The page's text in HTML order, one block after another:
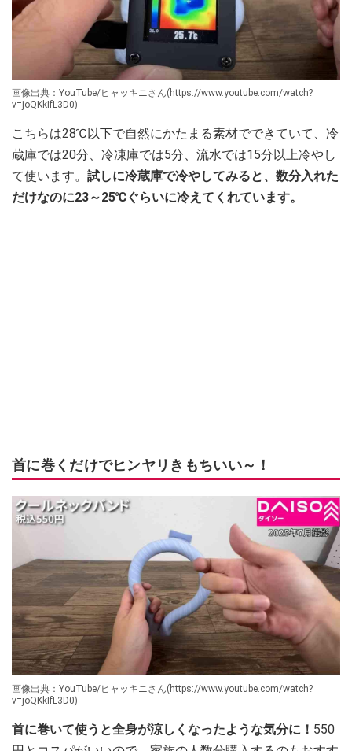
画像出典：YouTube/ヒャッキニさん(https://www.youtube.com/watch?
v=joQKkIfL3D0)
こちらは28℃以下で自然にかたまる素材でできていて、冷
蔵庫では20分、冷凍庫では5分、流水では15分以上冷やし
て使います。 試しに冷蔵庫で冷やしてみると、数分入れた
だけなのに23～25℃ぐらいに冷えてくれています。
首に巻くだけでヒンヤリきもちいい～！
画像出典：YouTube/ヒャッキニさん(https://www.youtube.com/watch?
v=joQKkIfL3D0)
首に巻いて使うと全身が涼しくなったような気分に！ 550